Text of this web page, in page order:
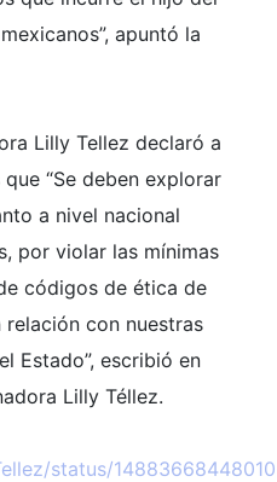
apuntó la
Lilly Tellez declaró a
“Se deben explorar
a nivel nacional
por violar las mínimas
códigos de ética de
relación con nuestras
Estado”, escribió en
Lilly Téllez.
status/